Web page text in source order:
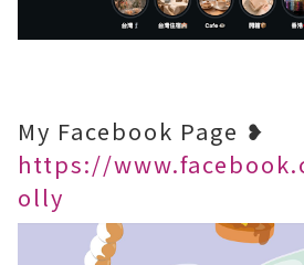
My Facebook Page ❥
https://
olly